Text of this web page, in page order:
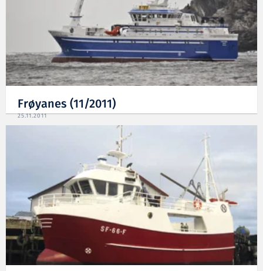
Frøyanes (11/2011)
25.11.2011